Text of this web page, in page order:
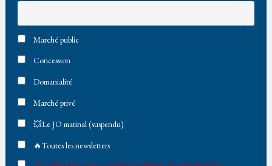
Marché public
Concession
Domanialité
Marché privé
💥Le JO matinal (suspendu)
🔥Toutes les newsletters